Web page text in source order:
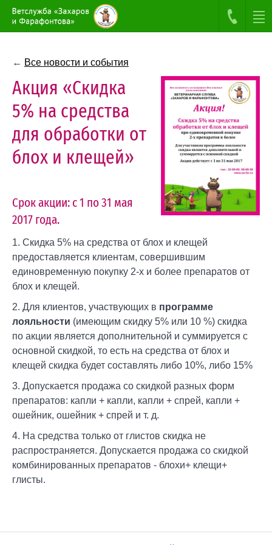
← Все новости и события
Акция «Скидка
5% на средства
для обработки от
блох и клещей»
Срок акции: с 1 по 31 мая
2017 года.
1. Скидка 5% на средства от блох и клещей
предоставляется клиентам, совершившим
единовременную покупку 2-х и более препаратов от
блох и клещей.
2. Для клиентов, участвующих в программе
лояльности (имеющим скидку 5% или 10 %) скидка
по акции является дополнительной и суммируется с
основной скидкой, то есть на средства от блох и
клещей скидка будет составлять либо 10%, либо 15%
3. Допускается продажа со скидкой разных форм
препаратов: капли + капли, капли + спрей, капли +
ошейник, ошейник + спрей и т. д.
4. На средства только от глистов скидка не
распространяется. Допускается продажа со скидкой
комбинированных препаратов - блохи+ клещи+
глисты.